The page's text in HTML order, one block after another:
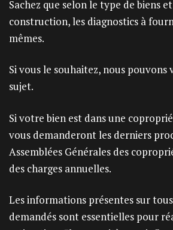
Sachez que selon le type de biens
construction, les diagnostics à
mêmes.
Si vous le souhaitez, nous pouvons
sujet.
Si votre bien est dans une
vous demanderont les derniers
Assemblées Générales des
des charges annuelles.
Les informations présentes sur
demandés sont essentielles pour